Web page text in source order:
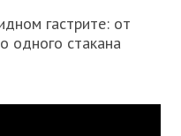
гастрите: от
одного стакана